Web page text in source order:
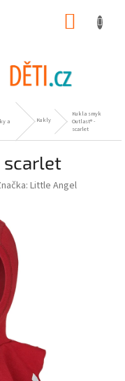
a
Kukly
Kukla smyk
Outlast® -
scarlet
scarlet
Little Angel